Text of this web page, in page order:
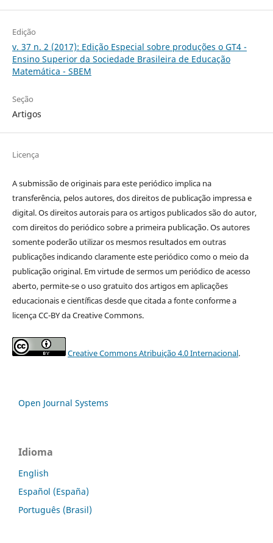
Edição
v. 37 n. 2 (2017): Edição Especial sobre produções o GT4 -
Ensino Superior da Sociedade Brasileira de Educação
Matemática - SBEM
Seção
Artigos
Licença
A submissão de originais para este periódico implica na
transferência, pelos autores, dos direitos de publicação impressa e
digital. Os direitos autorais para os artigos publicados são do autor,
com direitos do periódico sobre a primeira publicação. Os autores
somente poderão utilizar os mesmos resultados em outras
publicações indicando claramente este periódico como o meio da
publicação original. Em virtude de sermos um periódico de acesso
aberto, permite-se o uso gratuito dos artigos em aplicações
educacionais e científicas desde que citada a fonte conforme a
licença CC-BY da Creative Commons.
Creative Commons Atribuição 4.0 Internacional.
Open Journal Systems
Idioma
English
Español (España)
Português (Brasil)